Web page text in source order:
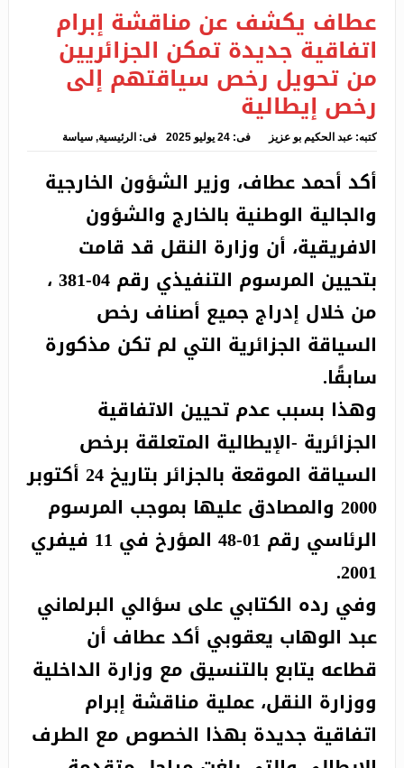
على الطريق بسيدي بلعباس
محاكمة عصابة إجرامية عرضت حياة قاصر للخطر بالإبحار
السري إلى اسبانيا
موجة حرائق الغابات تلهب عديد الولايات
عطاف يكشف عن مناقشة إبرام اتفاقية جديدة تمكن
الجزائريين من تحويل رخص سياقتهم إلى رخص إيطالية
عطاف يكشف عن مناقشة إبرام
اتفاقية جديدة تمكن الجزائريين
من تحويل رخص سياقتهم إلى
رخص إيطالية
كتبه: عبد الحكيم بو عزيز فى: 24 يوليو 2025 فى: الرئيسية, سياسة
أكد أحمد عطاف، وزير الشؤون الخارجية
والجالية الوطنية بالخارج والشؤون
الافريقية، أن وزارة النقل قد قامت
بتحيين المرسوم التنفيذي رقم 04-381 ،
من خلال إدراج جميع أصناف رخص
السياقة الجزائرية التي لم تكن مذكورة
سابقًا.
وهذا بسبب عدم تحيين الاتفاقية
الجزائرية -الإيطالية المتعلقة برخص
السياقة الموقعة بالجزائر بتاريخ 24 أكتوبر
2000 والمصادق عليها بموجب المرسوم
الرئاسي رقم 01-48 المؤرخ في 11 فيفري
2001.
وفي رده الكتابي على سؤالي البرلماني
عبد الوهاب يعقوبي أكد عطاف أن
قطاعه يتابع بالتنسيق مع وزارة الداخلية
ووزارة النقل، عملية مناقشة إبرام
اتفاقية جديدة بهذا الخصوص مع الطرف